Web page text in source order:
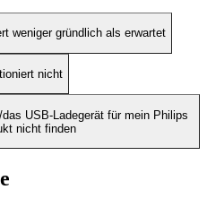
weniger gründlich als erwartet
nicht
USB-Ladegerät für mein Philips
nicht finden